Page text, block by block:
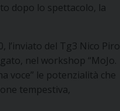
dopo lo spettacolo, la
l’inviato del Tg3 Nico Piro
nel workshop “MoJo.
voce” le potenzialità che
tempestiva,